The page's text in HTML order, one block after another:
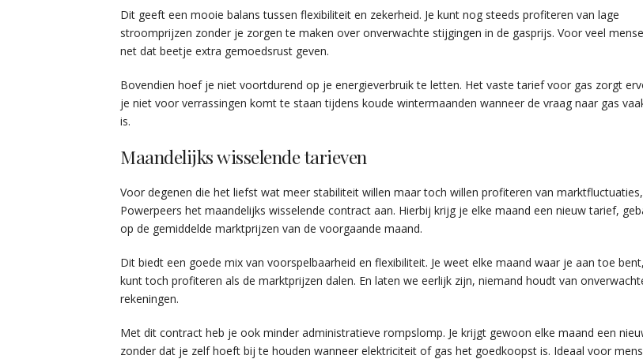
Dit geeft een mooie balans tussen flexibiliteit en zekerheid. Je kunt nog steeds profiteren van lage
stroomprijzen zonder je zorgen te maken over onverwachte stijgingen in de gasprijs. Voor veel
net dat beetje extra gemoedsrust geven.
Bovendien hoef je niet voortdurend op je energieverbruik te letten. Het vaste tarief voor gas zorgt
je niet voor verrassingen komt te staan tijdens koude wintermaanden wanneer de vraag naar gas
is.
Maandelijks wisselende tarieven
Voor degenen die het liefst wat meer stabiliteit willen maar toch willen profiteren van
Powerpeers het maandelijks wisselende contract aan. Hierbij krijg je elke maand een nieuw tarief,
op de gemiddelde marktprijzen van de voorgaande maand.
Dit biedt een goede mix van voorspelbaarheid en flexibiliteit. Je weet elke maand waar je aan toe
kunt toch profiteren als de marktprijzen dalen. En laten we eerlijk zijn, niemand houdt van
rekeningen.
Met dit contract heb je ook minder administratieve rompslomp. Je krijgt gewoon elke maand een
zonder dat je zelf hoeft bij te houden wanneer elektriciteit of gas het goedkoopst is. Ideaal voor